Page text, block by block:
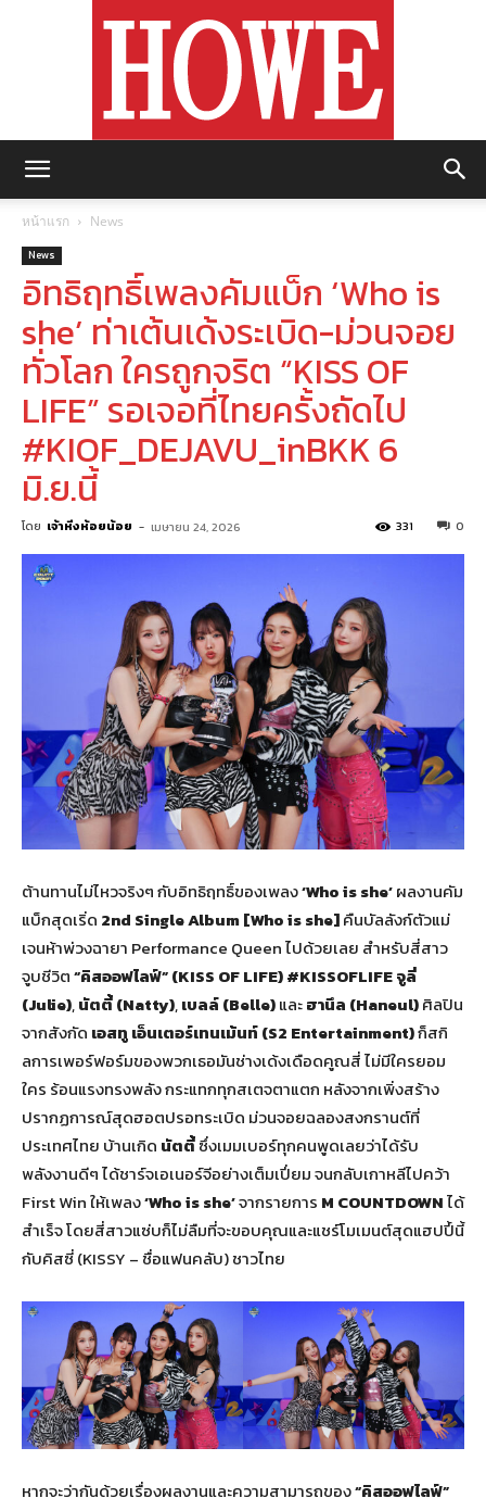
หน้าแรก News
News
อิทธิฤทธิ์เพลงคัมแบ็ก ‘Who is
she’ ท่าเต้นเด้งระเบิด-ม่วนจอย
ทั่วโลก ใครถูกจริต “KISS OF
LIFE” รอเจอที่ไทยครั้งถัดไป
#KIOF_DEJAVU_inBKK 6
มิ.ย.นี้
โดย เจ้าหิ่งห้อยน้อย - เมษายน 24, 2026 0
331
ต้านทานไม่ไหวจริงๆ กับอิทธิฤทธิ์ของเพลง‘Who is she’ผลงานคัม
แบ็กสุดเริ่ด 2nd Single Album [Who is she]คืนบัลลังก์ตัวแม่
เจนห้าพ่วงฉายา Performance Queen ไปด้วยเลย สำหรับสี่สาว
จูบชีวิต“คิสออฟไลฟ์” (KISS OF LIFE) #KISSOFLIFEจูลี่
(Julie),นัตตี้ (Natty),เบลล์ (Belle)และฮานึล (Haneul)ศิลปิน
จากสังกัด เอสทูเอ็นเตอร์เทนเม้นท์ (S2 Entertainment)ก็สกิ
ลการเพอร์ฟอร์มของพวกเธอมันช่างเด้งเดือดคูณสี่ ไม่มีใครยอม
ใคร ร้อนแรงทรงพลัง กระแทกทุกสเตจตาแตก หลังจากเพิ่งสร้าง
ปรากฏการณ์สุดฮอตปรอทระเบิด ม่วนจอยฉลองสงกรานต์ที่
ประเทศไทย บ้านเกิด นัตตี้ซึ่งเมมเบอร์ทุกคนพูดเลยว่าได้รับ
พลังงานดีๆ ได้ชาร์จเอเนอร์จีอย่างเต็มเปี่ยม จนกลับเกาหลีไปคว้า
First Win ให้เพลง‘Who is she’จากรายการ M COUNTDOWNได้
สำเร็จ โดยสี่สาวแซ่บก็ไม่ลืมที่จะขอบคุณและแชร์โมเมนต์สุดแฮปปี้นี้
กับคิสซี่ (KISSY – ชื่อแฟนคลับ) ชาวไทย
หากจะว่ากันด้วยเรื่องผลงานและความสามารถของ“คิสออฟไลฟ์”